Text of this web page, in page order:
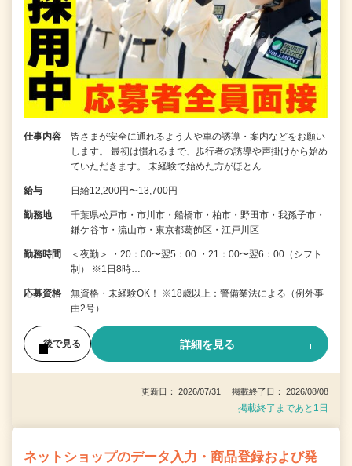
仕事内容
皆さまが安全に通れるよう人や車の誘導・案内などをお願い
します。 最初は慣れるまで、歩行者の誘導や声掛けから始め
ていただきます。 未経験で始めた方がほとん…
給与 日給12,200円〜13,700円
勤務地
千葉県松戸市・市川市・船橋市・柏市・野田市・我孫子市・
鎌ケ谷市・流山市・東京都葛飾区・江戸川区
勤務時間
＜夜勤＞ ・20：00〜翌5：00 ・21：00〜翌6：00（シフト
制） ※1日8時…
応募資格
無資格・未経験OK！ ※18歳以上：警備業法による（例外事
由2号）
後で見る 詳細を見る
更新日： 2026/07/31 掲載終了日： 2026/08/08
掲載終了まであと1日
ネットショップのデータ入力・商品登録および発